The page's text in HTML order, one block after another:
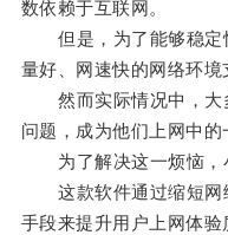
数依赖于互联网。
但是，为了能够稳定
量好、网速快的网络环境
然而实际情况中，大
问题，成为他们上网中的
为了解决这一烦恼，
这款软件通过缩短网
手段来提升用户上网体验